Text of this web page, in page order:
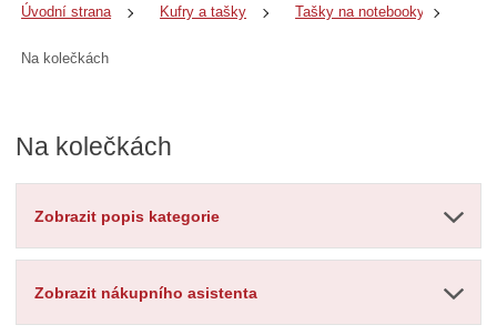
Úvodní strana Kufry a tašky Tašky na notebooky
Na kolečkách
Na kolečkách
Zobrazit popis kategorie
Zobrazit nákupního asistenta